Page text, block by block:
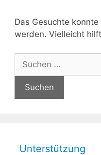
Das Gesuchte
werden. Vielleicht
nach:
Unterstützung